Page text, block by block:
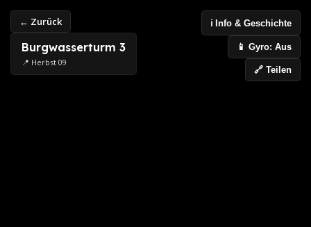
← Zurück
Burgwasserturm 3
📍 Herbst 09
ℹ️ Info & Geschichte
📱 Gyro: Aus
🔗 Teilen